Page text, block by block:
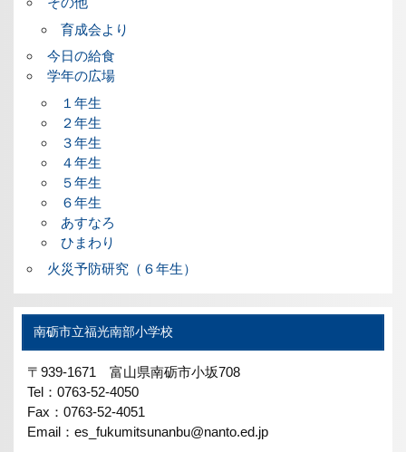
育成会より
今日の給食
学年の広場
１年生
２年生
３年生
４年生
５年生
６年生
あすなろ
ひまわり
火災予防研究（６年生）
南砺市立福光南部小学校
〒939-1671 富山県南砺市小坂708
Tel：0763-52-4050
Fax：0763-52-4051
Email：es_fukumitsunanbu@nanto.ed.jp